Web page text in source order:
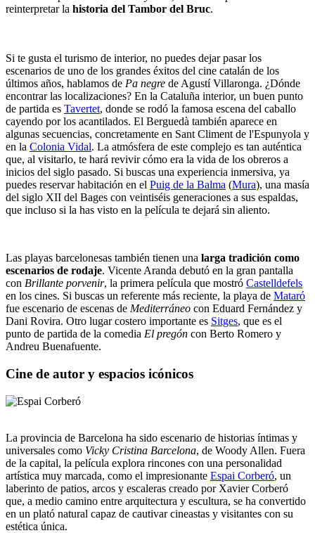
reinterpretar la historia del Tambor del Bruc.
Si te gusta el turismo de interior, no puedes dejar pasar los
escenarios de uno de los grandes éxitos del cine catalán de los
últimos años, hablamos de Pa negre de Agustí Villaronga. ¿Dónde
encontrar las localizaciones? En la Cataluña interior, un buen punto
de partida es Tavertet, donde se rodó la famosa escena del caballo
cayendo por los acantilados. El Berguedà también aparece en
algunas secuencias, concretamente en Sant Climent de l'Espunyola y
en la Colonia Vidal. La atmósfera de este complejo es tan auténtica
que, al visitarlo, te hará revivir cómo era la vida de los obreros a
inicios del siglo pasado. Si buscas una experiencia inmersiva, ya
puedes reservar habitación en el Puig de la Balma (Mura), una masía
del siglo XII del Bages con veintiséis generaciones a sus espaldas,
que incluso si la has visto en la película te dejará sin aliento.
Las playas barcelonesas también tienen una larga tradición como
escenarios de rodaje. Vicente Aranda debutó en la gran pantalla
con Brillante porvenir, la primera película que mostró Castelldefels
en los cines. Si buscas un referente más reciente, la playa de Mataró
fue escenario de escenas de Mediterráneo con Eduard Fernández y
Dani Rovira. Otro lugar costero importante es Sitges, que es el
punto de partida de la comedia El pregón con Berto Romero y
Andreu Buenafuente.
Cine de autor y espacios icónicos
La provincia de Barcelona ha sido escenario de historias íntimas y
universales como Vicky Cristina Barcelona, de Woody Allen. Fuera
de la capital, la película explora rincones con una personalidad
artística muy marcada, como el impresionante Espai Corberó, un
laberinto de patios, arcos y escaleras creado por Xavier Corberó
que, a medio camino entre arquitectura y escultura, se ha convertido
en un plató natural capaz de cautivar cineastas y visitantes con su
estética única.